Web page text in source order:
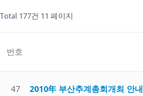
Total 177건 11 페이지
번호
47 2010年 부산추계총회개최 안내